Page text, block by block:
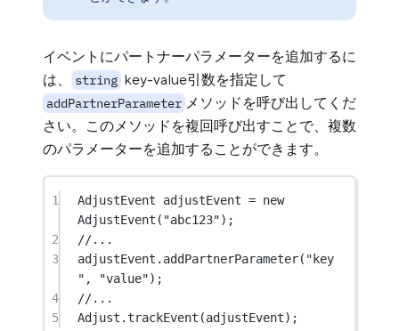
イベントにパートナーパラメーターを追加するに
は、
string key-value引数を指定して
addPartnerParameter メソッドを呼び出してくだ
さい。このメソッドを複回呼び出すことで、複数
のパラメーターを追加することができます。
1 AdjustEvent adjustEvent = new
AdjustEvent ( "abc123");
2
//...
3
adjustEvent. addPartnerParameter( "key
" , "value");
4
//...
5
Adjust.trackEvent (adjustEvent);